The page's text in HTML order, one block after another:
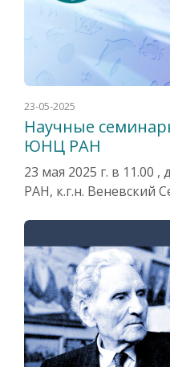
23-05-2025
Научные
ЮНЦ РАН
23 мая 2025 г. в 11.00
РАН, к.г.н. Веневский